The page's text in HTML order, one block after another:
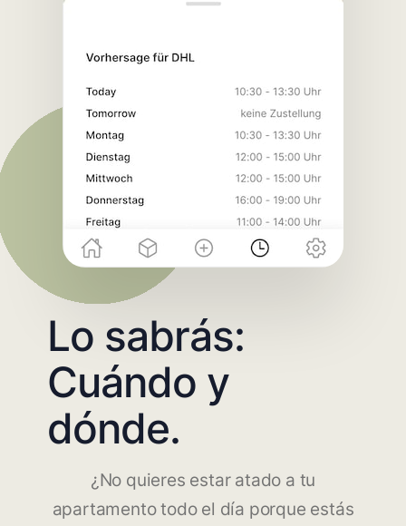
Lo sabrás:
Cuándo y
dónde.
¿No quieres estar atado a tu
apartamento todo el día porque estás